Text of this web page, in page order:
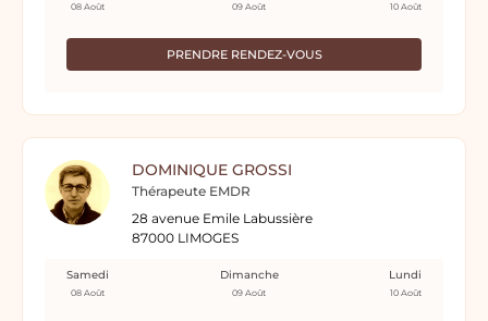
PRENDRE RENDEZ-VOUS
08 Août 09 Août 10 Août
DOMINIQUE GROSSI
Thérapeute EMDR
28 avenue Emile Labussière
87000 LIMOGES
Samedi
08 Août
Dimanche
09 Août
Lundi
10 Août